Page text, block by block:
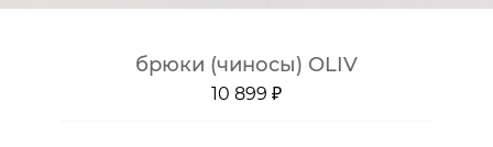
брюки (чиносы) OLIV
10 899 ₽